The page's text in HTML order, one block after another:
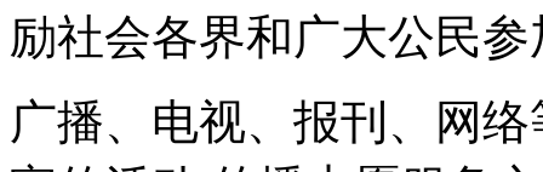
励社会各界和广大公民
广播、电视、报刊、网